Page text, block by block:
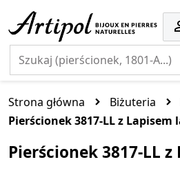
Strona główna Biżuteria
Pierścionek 3817-LL z Lapisem
Pierścionek 3817-LL